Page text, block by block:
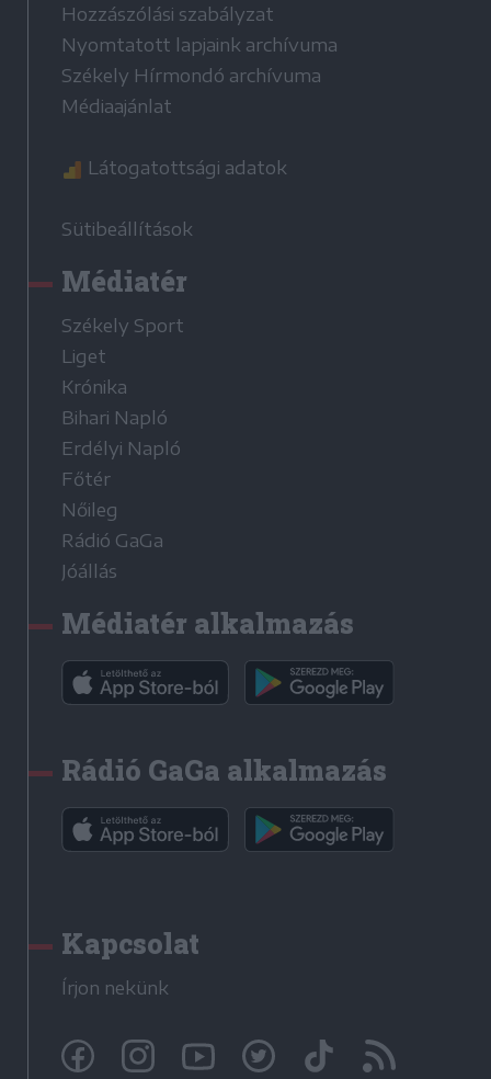
Hozzászólási szabályzat
Nyomtatott lapjaink archívuma
Székely Hírmondó archívuma
Médiaajánlat
Látogatottsági adatok
Sütibeállítások
Médiatér
Székely Sport
Liget
Krónika
Bihari Napló
Erdélyi Napló
Főtér
Nőileg
Rádió GaGa
Jóállás
Médiatér alkalmazás
Rádió GaGa alkalmazás
Kapcsolat
Írjon nekünk